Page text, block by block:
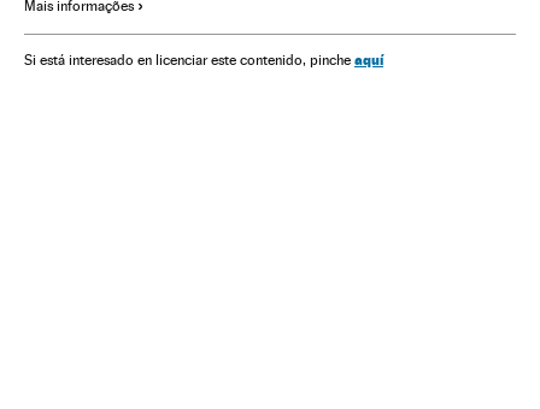
Prêmios literários
Mais informações
Si está interesado en licenciar este contenido, pinche aquí